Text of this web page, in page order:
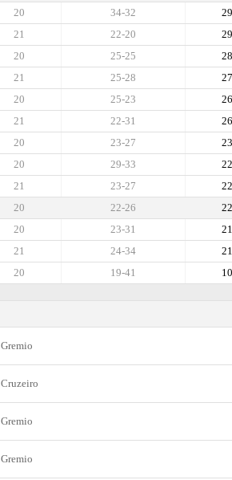
29
34-32
20
29
22-20
21
28
25-25
20
27
25-28
21
26
25-23
20
26
22-31
21
23
23-27
20
22
29-33
20
22
23-27
21
22
22-26
20
21
23-31
20
21
24-34
21
10
19-41
20
Gremio
Cruzeiro
Gremio
Gremio